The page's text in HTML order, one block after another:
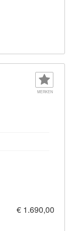
MERKEN
Office 2019
€ 1.690,00